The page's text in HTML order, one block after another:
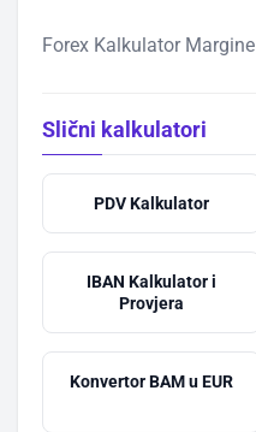
Forex Kalkulator Margine
Slični kalkulatori
PDV Kalkulator
IBAN Kalkulator i
Provjera
Konvertor BAM u EUR